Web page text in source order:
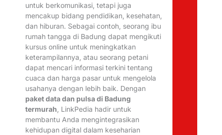
untuk berkomunikasi, tetapi juga
mencakup bidang pendidikan, kesehatan,
dan hiburan. Sebagai contoh, seorang ibu
rumah tangga di Badung dapat mengikuti
kursus online untuk meningkatkan
keterampilannya, atau seorang petani
dapat mencari informasi terkini tentang
cuaca dan harga pasar untuk mengelola
usahanya dengan lebih baik. Dengan
paket data dan pulsa di Badung
termurah, LinkPedia hadir untuk
membantu Anda mengintegrasikan
kehidupan digital dalam keseharian